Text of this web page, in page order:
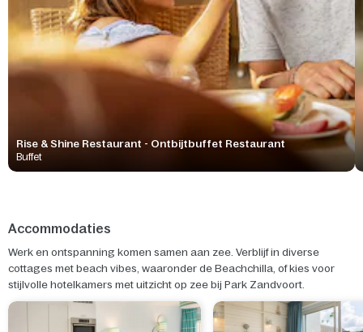
Rise & Shine Restaurant - Ontbijtbuffet Restaurant
Buffet
Accommodaties
Werk en ontspanning komen samen aan zee. Verblijf in diverse
cottages met beach vibes, waaronder de Beachchilla, of kies voor
stijlvolle hotelkamers met uitzicht op zee bij Park Zandvoort.